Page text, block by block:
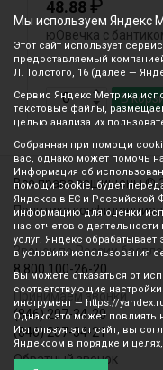
48.88₽
юОвечка с
В
Все права защищены ©
Политика
Звонок по России
8 800 100-26-20
Принимаем звонки
(846) 207-34-20
(846) 207-34-21
Обратный звонок
Мы используем Яндекс
Этот сайт использует
предоставляемый
Л. Толстого, 16 (далее —
Сервис Яндекс Метрика
текстовые файлы,
целью анализа их
Собранная при помощи
вас, однако может помочь
Информация об
помощи cookie, будет
Яндекса в ЕС и Российской
информацию для оценки
нас отчетов о
услуг. Яндекс
в условиях использования
Вы можете отказаться от
соответствующие
инструмент — https://
Однако это может повлиять
Используя этот сайт, вы
Яндексом в порядке и